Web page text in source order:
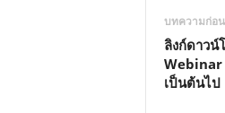
บทความก่อ
ลิงก์ดาวน์
Webinar
เป็นต้นไป